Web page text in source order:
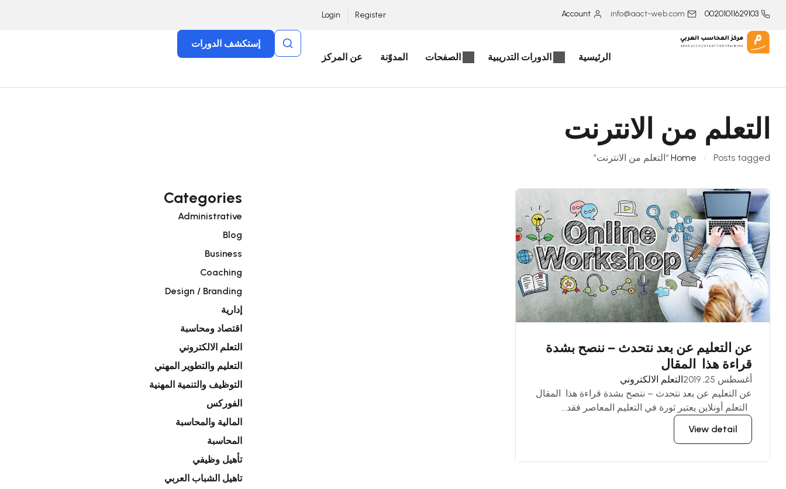
00201011629103
info@aact-web.com
Account
Register
Login
الرئيسية الدورات التدريبية الصفحات المدوّنة عن المركز
إستكشف الدورات
التعلم من الانترنت
Home Posts tagged “التعلم من الانترنت”
عن التعليم عن بعد نتحدث – ننصح بشدة
قراءة هذا المقال
أغسطس 25, 2019
التعلم الالكتروني
عن التعليم عن بعد نتحدث – ننصح بشدة قراءة هذا المقال
التعلم أونلاين يعتبر ثورة في التعليم المعاصر فقد...
View detail
Categories
Administrative
Blog
Business
Coaching
Design / Branding
إدارية
اقتصاد ومحاسبة
التعلم الالكتروني
التعليم والتطوير المهني
التوظيف والتنمية المهنية
الفوركس
المالية والمحاسبة
المحاسبة
تأهيل وظيفي
تاهيل الشباب العربي